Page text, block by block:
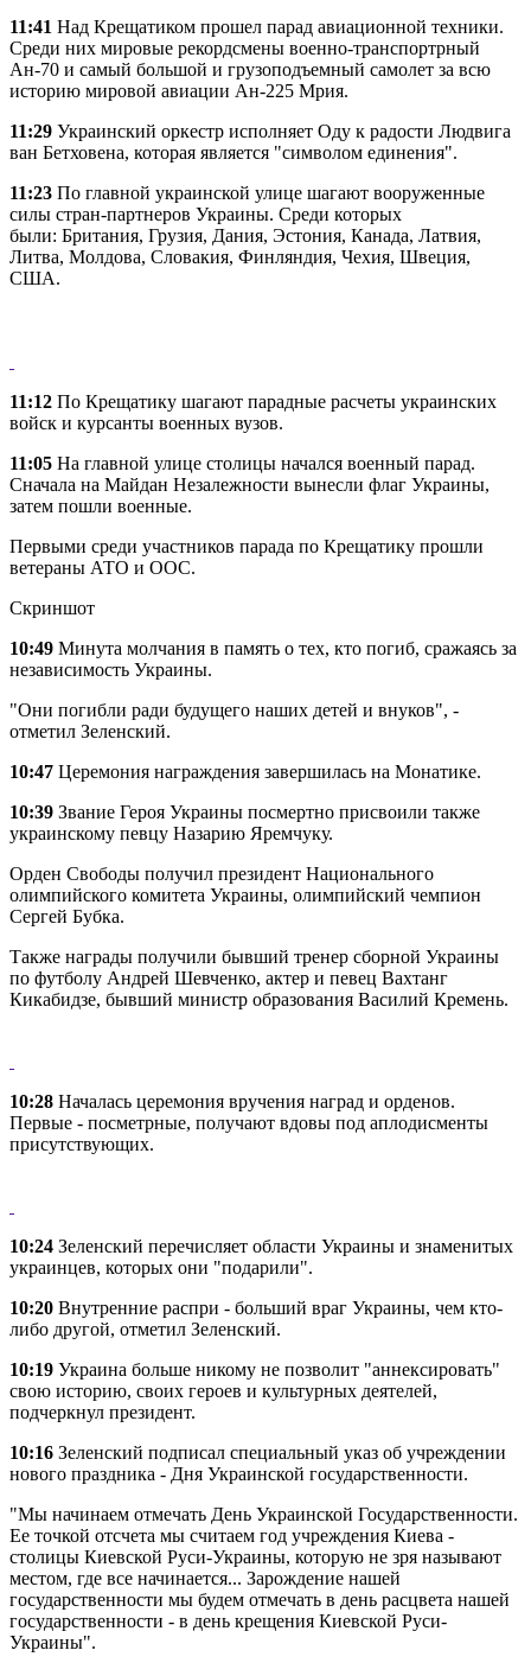
11:41 Над Крещатиком прошел парад авиационной техники.
Среди них мировые рекордсмены военно-транспортрный
Ан-70 и самый большой и грузоподъемный самолет за всю
историю мировой авиации Ан-225 Мрия.
11:29 Украинский оркестр исполняет Оду к радости Людвига
ван Бетховена, которая является "символом единения".
11:23 По главной украинской улице шагают вооруженные
силы стран-партнеров Украины. Среди которых
были: Британия, Грузия, Дания, Эстония, Канада, Латвия,
Литва, Молдова, Словакия, Финляндия, Чехия, Швеция,
США.
11:12 По Крещатику шагают парадные расчеты украинских
войск и курсанты военных вузов.
11:05 На главной улице столицы начался военный парад.
Сначала на Майдан Незалежности вынесли флаг Украины,
затем пошли военные.
Первыми среди участников парада по Крещатику прошли
ветераны АТО и ООС.
Скриншот
10:49 Минута молчания в память о тех, кто погиб, сражаясь за
независимость Украины.
"Они погибли ради будущего наших детей и внуков", -
отметил Зеленский.
10:47 Церемония награждения завершилась на Монатике.
10:39 Звание Героя Украины посмертно присвоили также
украинскому певцу Назарию Яремчуку.
Орден Свободы получил президент Национального
олимпийского комитета Украины, олимпийский чемпион
Сергей Бубка.
Также награды получили бывший тренер сборной Украины
по футболу Андрей Шевченко, актер и певец Вахтанг
Кикабидзе, бывший министр образования Василий Кремень.
10:28 Началась церемония вручения наград и орденов.
Первые - посметрные, получают вдовы под аплодисменты
присутствующих.
10:24 Зеленский перечисляет области Украины и знаменитых
украинцев, которых они "подарили".
10:20 Внутренние распри - больший враг Украины, чем кто-
либо другой, отметил Зеленский.
10:19 Украина больше никому не позволит "аннексировать"
свою историю, своих героев и культурных деятелей,
подчеркнул президент.
10:16 Зеленский подписал специальный указ об учреждении
нового праздника - Дня Украинской государственности.
"Мы начинаем отмечать День Украинской Государственности.
Ее точкой отсчета мы считаем год учреждения Киева -
столицы Киевской Руси-Украины, которую не зря называют
местом, где все начинается... Зарождение нашей
государственности мы будем отмечать в день расцвета нашей
государственности - в день крещения Киевской Руси-
Украины".